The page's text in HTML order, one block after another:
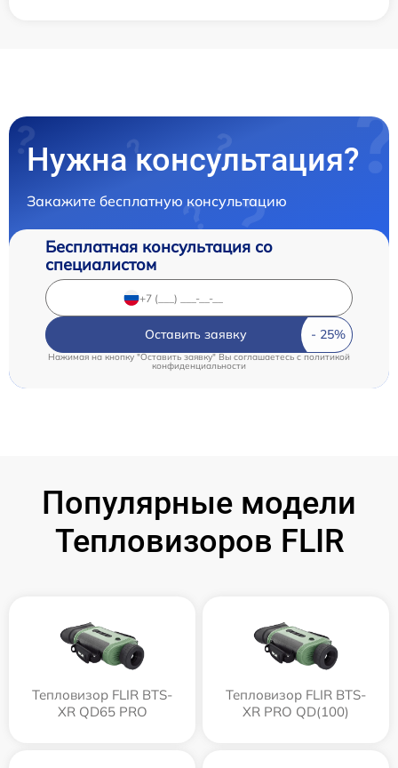
Нужна консультация?
Закажите бесплатную консультацию
Бесплатная консультация со
специалистом
Оставить заявку
Нажимая на кнопку "Оставить заявку" Вы соглашаетесь c политикой
конфиденциальности
Популярные модели
Тепловизоров FLIR
Тепловизор FLIR BTS-
XR QD65 PRO
Тепловизор FLIR BTS-
XR PRO QD(100)